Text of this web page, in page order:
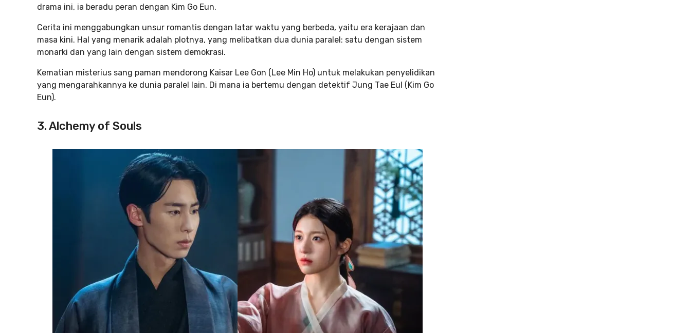
drama ini, ia beradu peran dengan Kim Go Eun.
Cerita ini menggabungkan unsur romantis dengan latar waktu yang berbeda, yaitu era kerajaan dan
masa kini. Hal yang menarik adalah plotnya, yang melibatkan dua dunia paralel: satu dengan sistem
monarki dan yang lain dengan sistem demokrasi.
Kematian misterius sang paman mendorong Kaisar Lee Gon (Lee Min Ho) untuk melakukan penyelidikan
yang mengarahkannya ke dunia paralel lain. Di mana ia bertemu dengan detektif Jung Tae Eul (Kim Go
Eun).
3. Alchemy of Souls